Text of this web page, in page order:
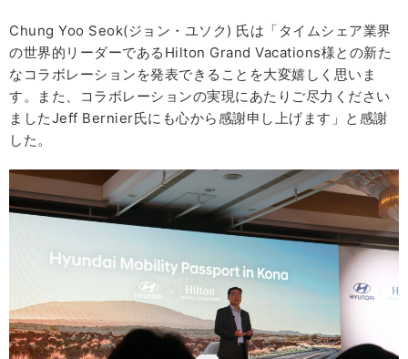
Chung Yoo Seok(ジョン・ユソク) 氏は「タイムシェア業界
の世界的リーダーであるHilton Grand Vacations様との新た
なコラボレーションを発表できることを大変嬉しく思いま
す。また、コラボレーションの実現にあたりご尽力ください
ましたJeff Bernier氏にも心から感謝申し上げます」と感謝
した。